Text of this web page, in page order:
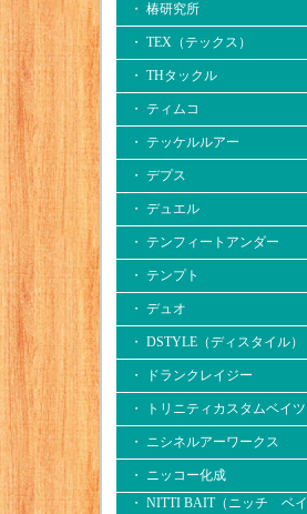
・ 椿研究所
・ TEX（テックス）
・ THタックル
・ ティムコ
・ テッケルルアー
・ デプス
・ デュエル
・ テンフィートアンダー
・ テンプト
・ デュオ
・ DSTYLE（ディスタイル）
・ ドランクレイジー
・ トリニティカスタムベイツ
・ ニシネルアーワークス
・ ニッコー化成
・ NITTI BAIT（ニッチ ベイ